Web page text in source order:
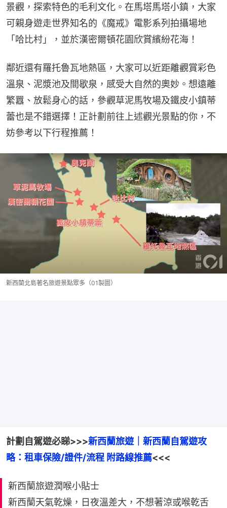
景觀，探索特色的毛利文化。在馬塔馬塔小鎮，大家
可親身遊走世界知名的《魔戒》電影系列拍攝場地
「哈比村」，並於漢密爾頓花園欣賞繽紛花海！
鄰近還有羅托魯瓦地熱區，大家可以近距離觀賞彩色
溫泉、泥漿池及間歇泉，感受大自然的奧妙。想遠離
繁囂、放鬆身心的話，參觀草泥馬牧場及鐵皮小鎮蒂
蕾也是不錯選擇！正計劃前往上述觀光景點的你，不
妨參考以下行程推薦！
新西蘭北島著名旅遊景點眾多（01製圖）
計劃自駕遊必睇>>>新西蘭旅遊｜新西蘭自駕遊攻
略：租車保險/證件/流程 附路線推薦<<<
新西蘭旅遊潤喉小貼士
新西蘭天氣乾燥，日夜溫差大，不想著涼或喉乾舌